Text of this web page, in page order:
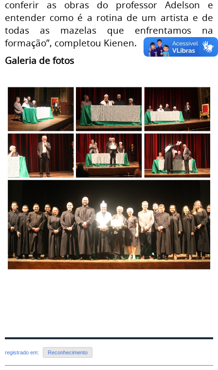
conferir as obras do professor Adelson e
entender como é a rotina de um artista e de
todas as mazelas que enfrentamos na
formação”, completou Kienen.
Galeria de fotos
registrado em: Reconhecimento